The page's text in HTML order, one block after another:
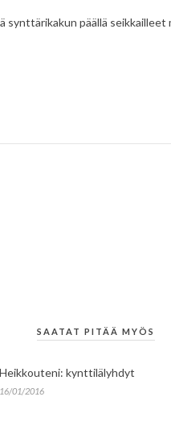
synttärikakun päällä
SAATAT PITÄÄ MYÖS
Heikkouteni: kynttilälyhdyt
16/01/2016